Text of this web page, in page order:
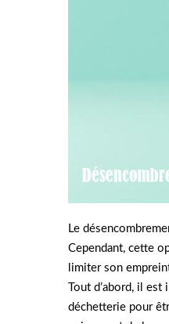
Le
Cependant, cette
limiter son
Tout d’abord, il
déchetterie pour